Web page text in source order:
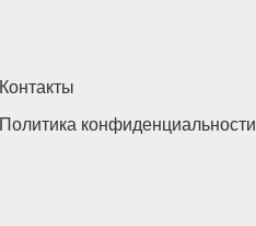
Контакты
Политика конфиденциальности